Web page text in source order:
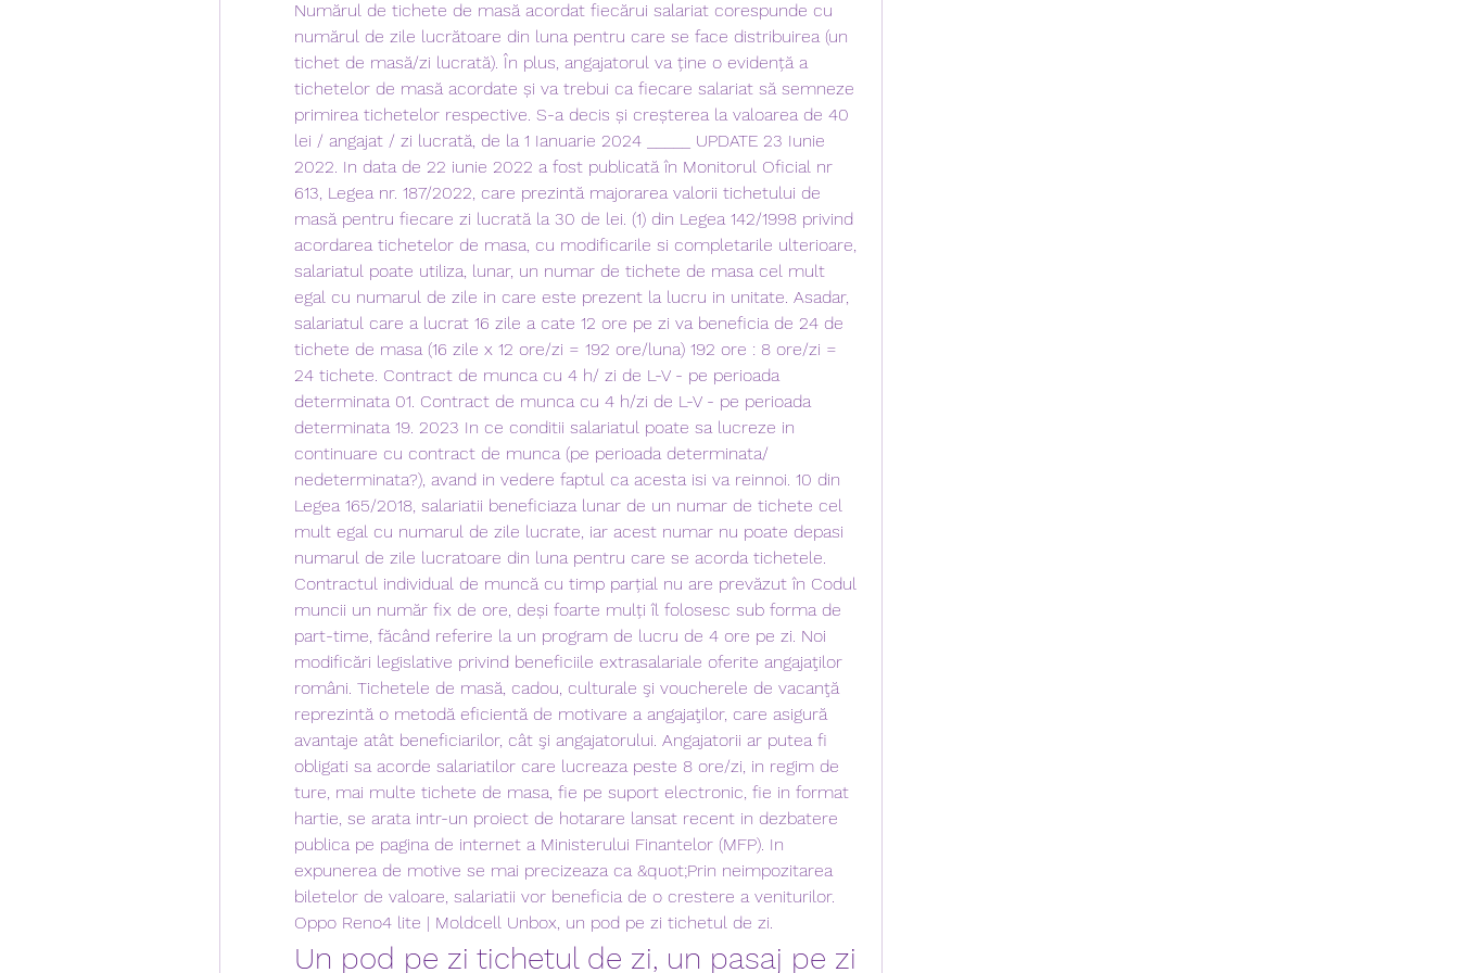
Numărul de tichete de masă acordat fiecărui salariat corespunde cu
numărul de zile lucrătoare din luna pentru care se face distribuirea (un
tichet de masă/zi lucrată). În plus, angajatorul va ține o evidență a
tichetelor de masă acordate și va trebui ca fiecare salariat să semneze
primirea tichetelor respective. S-a decis și creșterea la valoarea de 40
lei / angajat / zi lucrată, de la 1 Ianuarie 2024 _____ UPDATE 23 Iunie
2022. In data de 22 iunie 2022 a fost publicată în Monitorul Oficial nr
613, Legea nr. 187/2022, care prezintă majorarea valorii tichetului de
masă pentru fiecare zi lucrată la 30 de lei. (1) din Legea 142/1998 privind
acordarea tichetelor de masa, cu modificarile si completarile ulterioare,
salariatul poate utiliza, lunar, un numar de tichete de masa cel mult
egal cu numarul de zile in care este prezent la lucru in unitate. Asadar,
salariatul care a lucrat 16 zile a cate 12 ore pe zi va beneficia de 24 de
tichete de masa (16 zile x 12 ore/zi = 192 ore/luna) 192 ore : 8 ore/zi =
24 tichete. Contract de munca cu 4 h/ zi de L-V - pe perioada
determinata 01. Contract de munca cu 4 h/zi de L-V - pe perioada
determinata 19. 2023 In ce conditii salariatul poate sa lucreze in
continuare cu contract de munca (pe perioada determinata/
nedeterminata?), avand in vedere faptul ca acesta isi va reinnoi. 10 din
Legea 165/2018, salariatii beneficiaza lunar de un numar de tichete cel
mult egal cu numarul de zile lucrate, iar acest numar nu poate depasi
numarul de zile lucratoare din luna pentru care se acorda tichetele.
Contractul individual de muncă cu timp parțial nu are prevăzut în Codul
muncii un număr fix de ore, deși foarte mulți îl folosesc sub forma de
part-time, făcând referire la un program de lucru de 4 ore pe zi. Noi
modificări legislative privind beneficiile extrasalariale oferite angajaţilor
români. Tichetele de masă, cadou, culturale şi voucherele de vacanţă
reprezintă o metodă eficientă de motivare a angajaţilor, care asigură
avantaje atât beneficiarilor, cât şi angajatorului. Angajatorii ar putea fi
obligati sa acorde salariatilor care lucreaza peste 8 ore/zi, in regim de
ture, mai multe tichete de masa, fie pe suport electronic, fie in format
hartie, se arata intr-un proiect de hotarare lansat recent in dezbatere
publica pe pagina de internet a Ministerului Finantelor (MFP). In
expunerea de motive se mai precizeaza ca &quot;Prin neimpozitarea
biletelor de valoare, salariatii vor beneficia de o crestere a veniturilor.
Oppo Reno4 lite | Moldcell Unbox, un pod pe zi tichetul de zi.
Un pod pe zi tichetul de zi, un pasaj pe zi